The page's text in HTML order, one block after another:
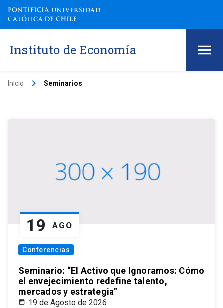
Instituto de Economía
Inicio keyboard_arrow_right Seminarios
19 AGO
Conferencias
Seminario: “El Activo que Ignoramos: Cómo
el envejecimiento redefine talento,
mercados y estrategia”
19 de Agosto de 2026